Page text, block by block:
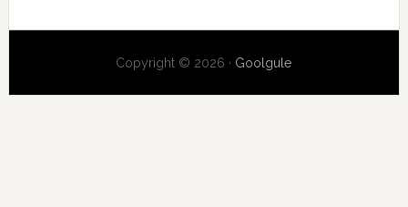
Copyright © 2026 · Goolgule